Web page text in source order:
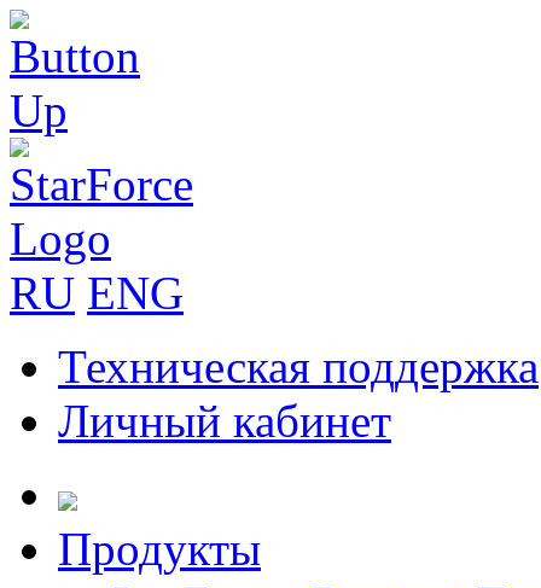
RU ENG
Техническая поддержка
Личный кабинет
Продукты